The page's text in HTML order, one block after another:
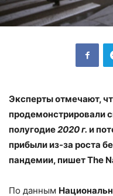
Эксперты отмечают,
продемонстрировали
полугодие2020 г. и
прибыли из-за роста
пандемии, пишет The
По данным